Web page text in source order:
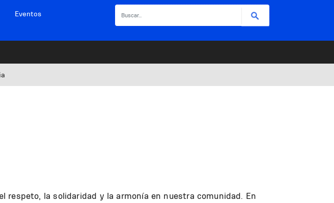
Eventos
la solidaridad y la armonía en nuestra comunidad. En